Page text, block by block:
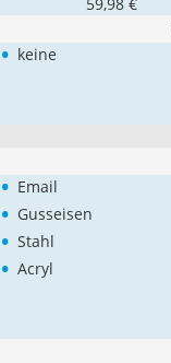
• keine
• Email
• Gusseisen
• Stahl
• Acryl